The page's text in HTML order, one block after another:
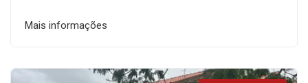
Mais informações